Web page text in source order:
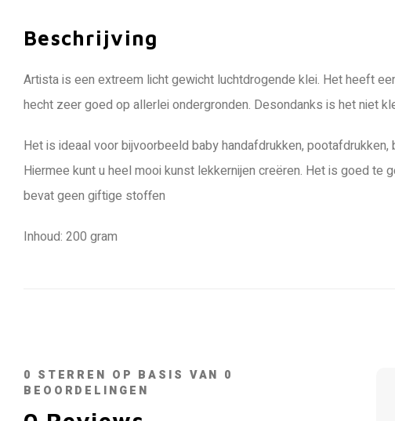
Beschrijving
Artista is een extreem licht gewicht luchtdrogende klei. Het heeft
hecht zeer goed op allerlei ondergronden. Desondanks is het niet
Het is ideaal voor bijvoorbeeld baby handafdrukken,
Hiermee kunt u heel mooi kunst lekkernijen creëren. Het is goed
bevat geen giftige stoffen
Inhoud: 200 gram
0 STERREN OP BASIS VAN 0
BEOORDELINGEN